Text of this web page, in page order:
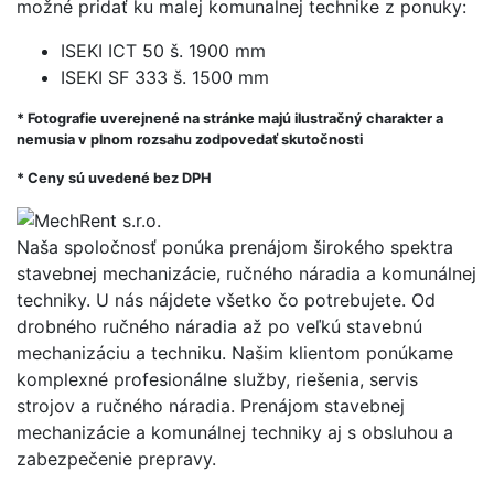
možné pridať ku malej komunalnej technike z ponuky:
ISEKI ICT 50 š. 1900 mm
ISEKI SF 333 š. 1500 mm
* Fotografie uverejnené na stránke majú ilustračný charakter a
nemusia v plnom rozsahu zodpovedať skutočnosti
* Ceny sú uvedené bez DPH
Naša spoločnosť ponúka prenájom širokého spektra
stavebnej mechanizácie, ručného náradia a komunálnej
techniky. U nás nájdete všetko čo potrebujete. Od
drobného ručného náradia až po veľkú stavebnú
mechanizáciu a techniku. Našim klientom ponúkame
komplexné profesionálne služby, riešenia, servis
strojov a ručného náradia. Prenájom stavebnej
mechanizácie a komunálnej techniky aj s obsluhou a
zabezpečenie prepravy.